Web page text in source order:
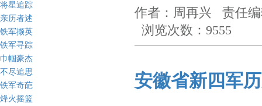
将星追踪
亲历者述
铁军撷英
铁军寻踪
巾帼豪杰
不尽追思
铁军奇葩
烽火摇篮
作者：周再兴 责任
浏览次数：9555
安徽省新四军